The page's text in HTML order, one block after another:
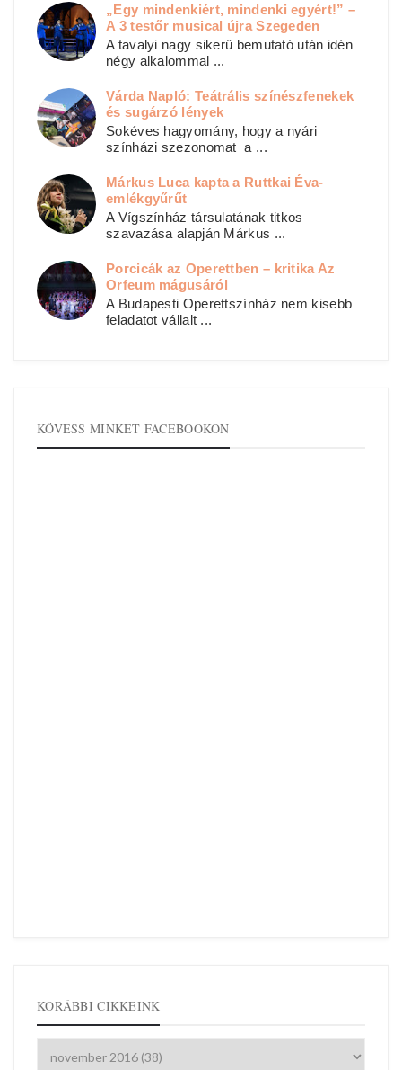
„Egy mindenkiért, mindenki egyért!” –
A 3 testőr musical újra Szegeden
A tavalyi nagy sikerű bemutató után idén
négy alkalommal ...
Várda Napló: Teátrális színészfenekek
és sugárzó lények
Sokéves hagyomány, hogy a nyári
színházi szezonomat a ...
Márkus Luca kapta a Ruttkai Éva-
emlékgyűrűt
A Vígszínház társulatának titkos
szavazása alapján Márkus ...
Porcicák az Operettben – kritika Az
Orfeum mágusáról
A Budapesti Operettszínház nem kisebb
feladatot vállalt ...
KÖVESS MINKET FACEBOOKON
KORÁBBI CIKKEINK